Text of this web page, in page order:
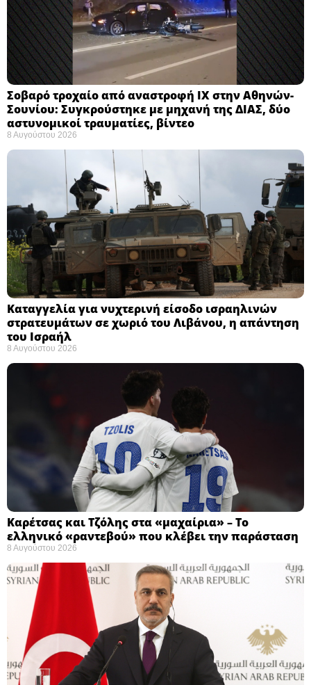
Σοβαρό τροχαίο από αναστροφή ΙΧ στην Αθηνών-
Σουνίου: Συγκρούστηκε με μηχανή της ΔΙΑΣ, δύο
αστυνομικοί τραυματίες, βίντεο
8 Αυγούστου 2026
Καταγγελία για νυχτερινή είσοδο ισραηλινών
στρατευμάτων σε χωριό του Λιβάνου, η απάντηση
του Ισραήλ
8 Αυγούστου 2026
Καρέτσας και Τζόλης στα «μαχαίρια» – Το
ελληνικό «ραντεβού» που κλέβει την παράσταση
8 Αυγούστου 2026